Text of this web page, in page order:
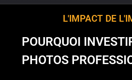
L'IMPACT DE
POURQUOI
PHOTOS